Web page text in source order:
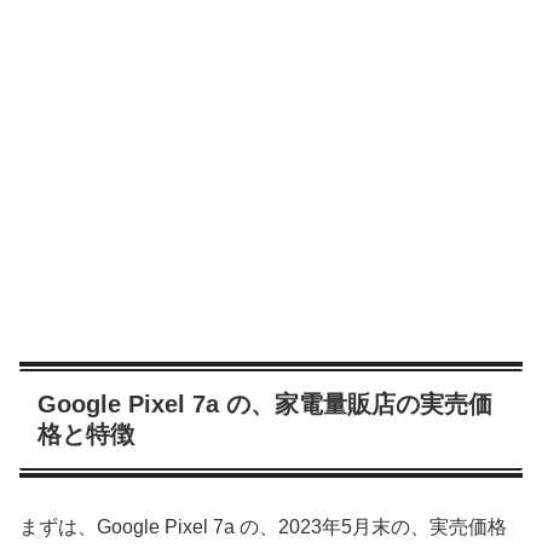
Google Pixel 7a の、家電量販店の実売価
格と特徴
まずは、Google Pixel 7a の、2023年5月末の、実売価格